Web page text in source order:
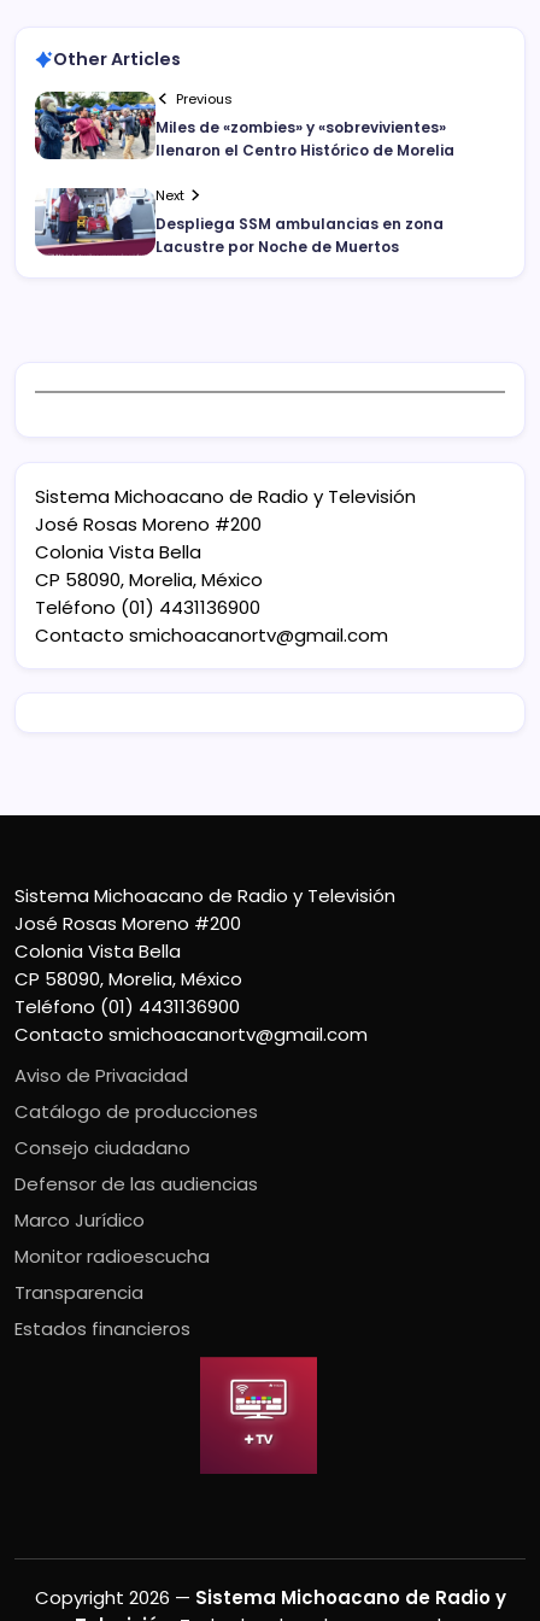
Other Articles
Previous
Miles de «zombies» y «sobrevivientes»
llenaron el Centro Histórico de Morelia
Next
Despliega SSM ambulancias en zona
Lacustre por Noche de Muertos
Sistema Michoacano de Radio y Televisión
José Rosas Moreno #200
Colonia Vista Bella
CP 58090, Morelia, México
Teléfono (01) 4431136900
Contacto smichoacanortv@gmail.com
Sistema Michoacano de Radio y Televisión
José Rosas Moreno #200
Colonia Vista Bella
CP 58090, Morelia, México
Teléfono (01) 4431136900
Contacto smichoacanortv@gmail.com
Aviso de Privacidad
Catálogo de producciones
Consejo ciudadano
Defensor de las audiencias
Marco Jurídico
Monitor radioescucha
Transparencia
Estados financieros
Copyright 2026 — Sistema Michoacano de Radio y